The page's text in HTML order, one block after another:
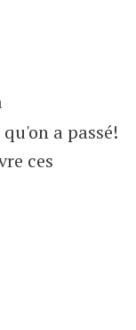
a passé!
ces